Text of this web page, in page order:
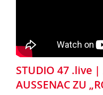
STUDIO 47 .live |
AUSSENAC ZU